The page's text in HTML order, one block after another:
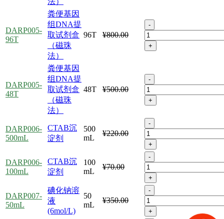
DARP005-
96T
粪便基因
组DNA提
取试剂盒
（磁珠
法）
96T ¥800.00
-
+
DARP005-
48T
粪便基因
组DNA提
取试剂盒
（磁珠
法）
48T ¥500.00
-
+
DARP006-
500mL
CTAB沉
淀剂
500
mL
¥220.00
-
+
DARP006-
100mL
CTAB沉
淀剂
100
mL
¥70.00
-
+
DARP007-
50mL
碘化钠溶
液
(6mol/L)
50
mL
¥350.00
-
+